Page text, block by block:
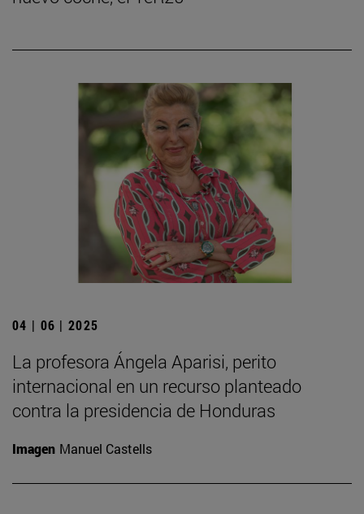
04 | 06 | 2025
La profesora Ángela Aparisi, perito
internacional en un recurso planteado
contra la presidencia de Honduras
Imagen Manuel Castells